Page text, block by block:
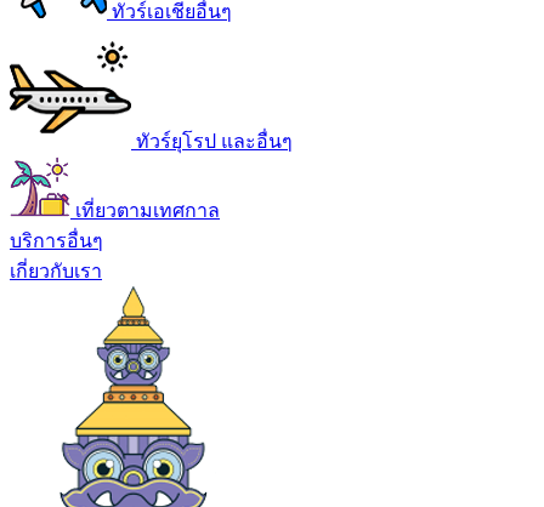
ทัวร์เอเชียอื่นๆ
ทัวร์ยุโรป และอื่นๆ
เที่ยวตามเทศกาล
บริการอื่นๆ
เกี่ยวกับเรา